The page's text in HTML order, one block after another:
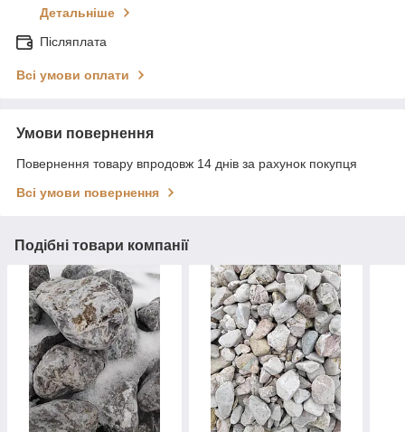
Детальніше
Післяплата
Всі умови оплати
Умови повернення
Повернення товару впродовж 14 днів за рахунок покупця
Всі умови повернення
Подібні товари компанії